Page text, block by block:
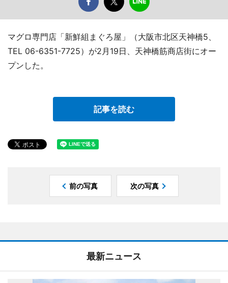
マグロ専門店「新鮮組まぐろ屋」（大阪市北区天神橋5、
TEL 06-6351-7725）が2月19日、天神橋筋商店街にオー
プンした。
記事を読む
前の写真 次の写真
最新ニュース